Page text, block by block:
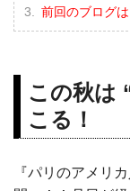
前回のブログ
この秋は
こる！
『パリのアメリ